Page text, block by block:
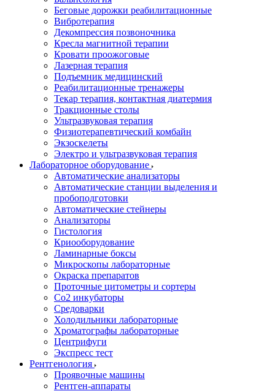
Беговые дорожки реабилитационные
Вибротерапия
Декомпрессия позвоночника
Кресла магнитной терапии
Кровати проожоговые
Лазерная терапия
Подъемник медицинский
Реабилитационные тренажеры
Текар терапия, контактная диатермия
Тракционные столы
Ультразвуковая терапия
Физиотерапевтический комбайн
Экзоскелеты
Электро и ультразвуковая терапия
Лабораторное оборудование
Автоматические анализаторы
Автоматические станции выделения и
пробоподготовки
Автоматические стейнеры
Анализаторы
Гистология
Криооборудование
Ламинарные боксы
Микроскопы лабораторные
Окраска препаратов
Проточные цитометры и сортеры
Со2 инкубаторы
Средоварки
Холодильники лабораторные
Хроматографы лабораторные
Центрифуги
Экспресс тест
Рентгенология
Проявочные машины
Рентген-аппараты